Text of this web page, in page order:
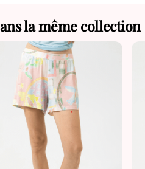
la même collection